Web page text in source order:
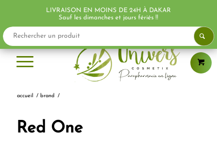
accueil / brand /
Red One
LIVRAISON EN MOINS DE 24H À DAKAR
Sauf les dimanches et jours fériés !!